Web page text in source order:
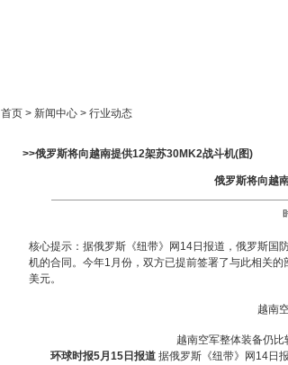
首页 > 新闻中心 > 行业动态
>>俄罗斯将向越南提供12架苏30MK2战斗机(图)
俄罗斯将向越
核心提示：据俄罗斯《纽带》网14日报道，俄罗斯国
机的合同。今年1月份，双方已提前签署了与此相关
美元。
越南
越南空军整体装备仍比
环球时报5月15日报道据俄罗斯《纽带》网14日